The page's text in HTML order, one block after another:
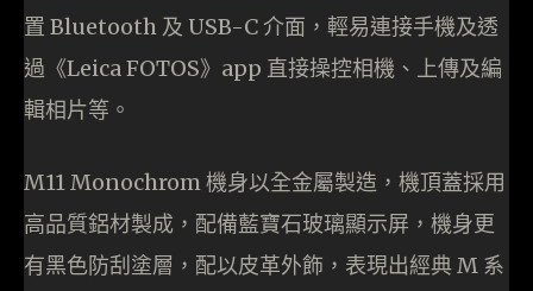
置 Bluetooth 及 USB-C 介面，輕易連接手機及透
過《Leica FOTOS》app 直接操控相機、上傳及編
輯相片等。
M11 Monochrom 機身以全金屬製造，機頂蓋採用
高品質鋁材製成，配備藍寶石玻璃顯示屏，機身更
有黑色防刮塗層，配以皮革外飾，表現出經典 M 系